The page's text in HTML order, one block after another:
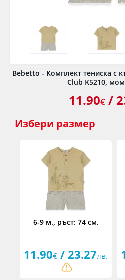
Bebetto - Комплект тениска с
Club K5210,
11.90€/
Избери размер
6-9 м., ръст: 74 см.
11.90€ / 23.27лв.